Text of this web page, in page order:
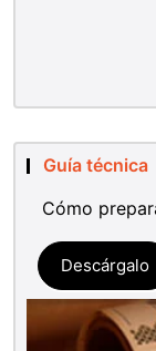
Guía técnica
Cómo
Descárgalo